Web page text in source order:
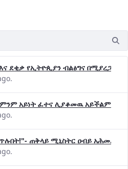
እና ደቂቃ የኢትዮጲያን ብልፅግና
ምንም አይነት ፈተና ሊያቆመዉ አይችልም"-
ጠቅላይ ሚኒስትር ዐብይ አሕመድ (ዶ/